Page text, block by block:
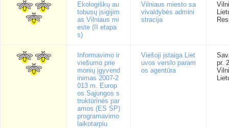
Ekologiškų au
tobusų įsigijim
as Vilniaus mi
este (II etapa
s)
Vilniaus miesto sa
vivaldybės admini
stracija
Informavimo ir
viešumo prie
monių įgyvend
inimas 2007-2
013 m. Europ
os Sąjungos s
truktūrinės par
amos (ES SP)
programavimo
laikotarpiu
Viešoji įstaiga Liet
uvos verslo param
os agentūra
pr.